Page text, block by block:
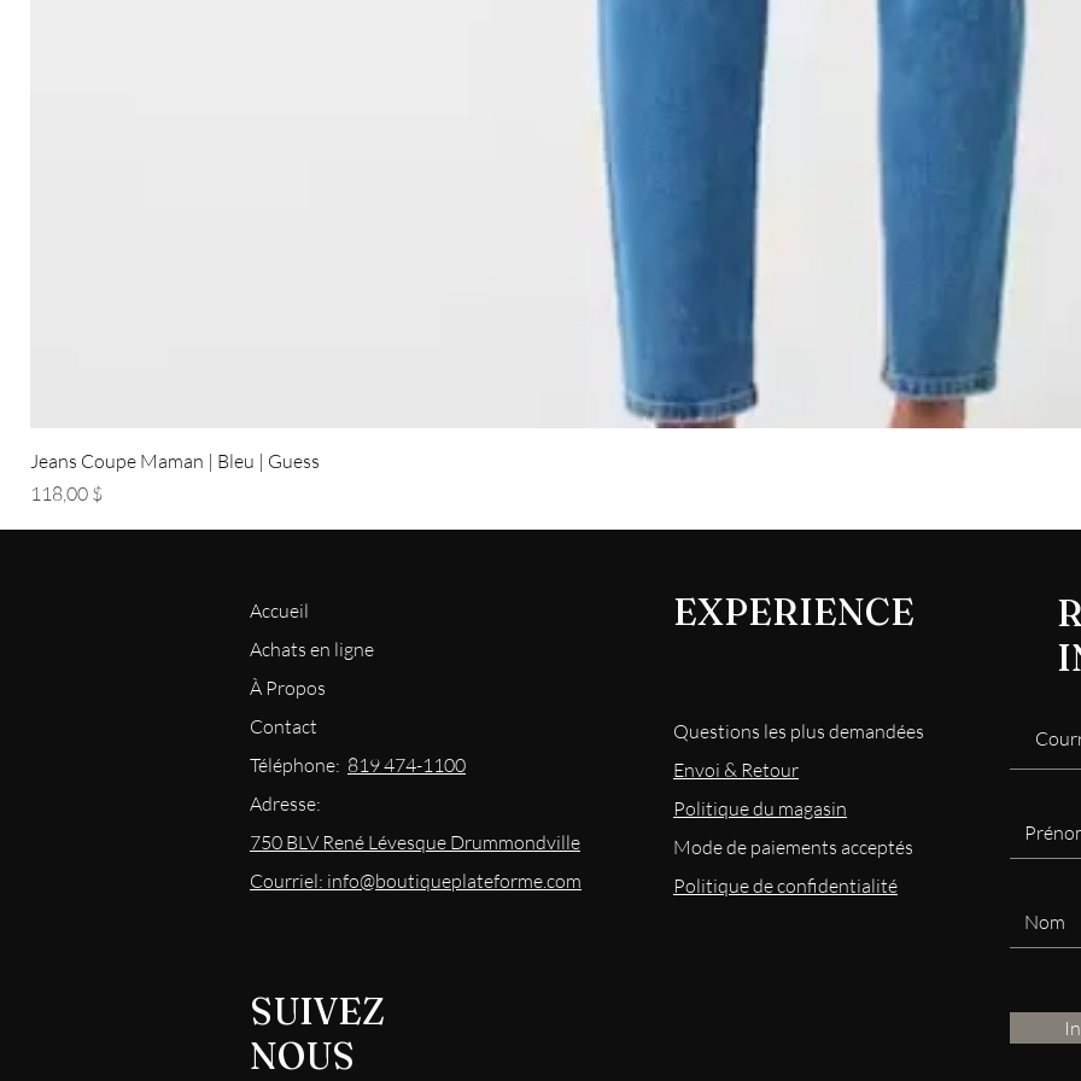
Jeans Coupe Maman | Bleu | Guess
Prix
118,00 $
Accueil
Achats en ligne
À Propos
Contact
Téléphone: 819 474-1100
Adresse:
750 BLV René Lévesque Drummondville
Courriel: info@boutiqueplateforme.com
SUIVEZ
NOUS
EXPERIENCE
Questions les plus demandées
Envoi & Retour
Politique du magasin
Modede paiements acceptés
Politique de confidentialité